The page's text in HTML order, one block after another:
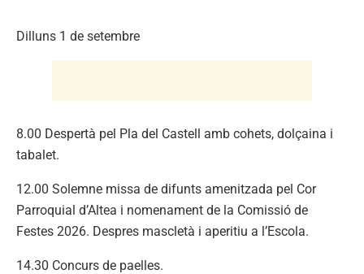
Dilluns 1 de setembre
8.00 Despertà pel Pla del Castell amb cohets, dolçaina i
tabalet.
12.00 Solemne missa de difunts amenitzada pel Cor
Parroquial d’Altea i nomenament de la Comissió de
Festes 2026. Despres mascletà i aperitiu a l’Escola.
14.30 Concurs de paelles.